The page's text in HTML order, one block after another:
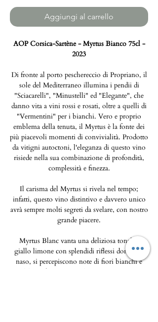
Aggiungi al carrello
AOP Corsica-Sartène - Myrtus Bianco 75cl -
2023
Di fronte al porto peschereccio di Propriano, il
sole del Mediterraneo illumina i pendii di
"Sciacarelli", "Minustelli" ed "Elegante", che
danno vita a vini rossi e rosati, oltre a quelli di
"Vermentini" per i bianchi. Vero e proprio
emblema della tenuta, il Myrtus è la fonte dei
più piacevoli momenti di convivialità. Prodotto
da vitigni autoctoni, l'eleganza di questo vino
risiede nella sua combinazione di profondità,
complessità e finezza.
Il carisma del Myrtus si rivela nel tempo;
infatti, questo vino distintivo e davvero unico
avrà sempre molti segreti da svelare, con nostro
grande piacere.
Myrtus Blanc vanta una deliziosa tonalità
giallo limone con splendidi riflessi dorati. Al
naso, si percepiscono note di fiori bianchi e
delicati frutti esotici che si armonizzano